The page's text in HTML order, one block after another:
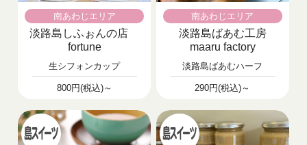
南あわじエリア
淡路島しふぉんの店
fortune
生シフォンカップ
800円(税込)～
南あわじエリア
淡路島ばあむ工房
maaru factory
淡路島ばあむハーフ
290円(税込)～